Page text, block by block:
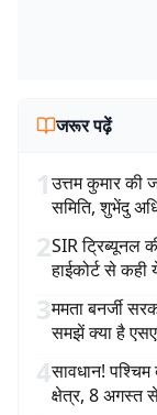
जरूर पढ़ें
1उत्तम कुमार की
समिति, शुभेंदु
2SIR ट्रिब्यूनल
हाईकोर्ट से कही
3ममता बनर्जी
समझें क्या है
4सावधान!
क्षेत्र, 8 अगस्त से